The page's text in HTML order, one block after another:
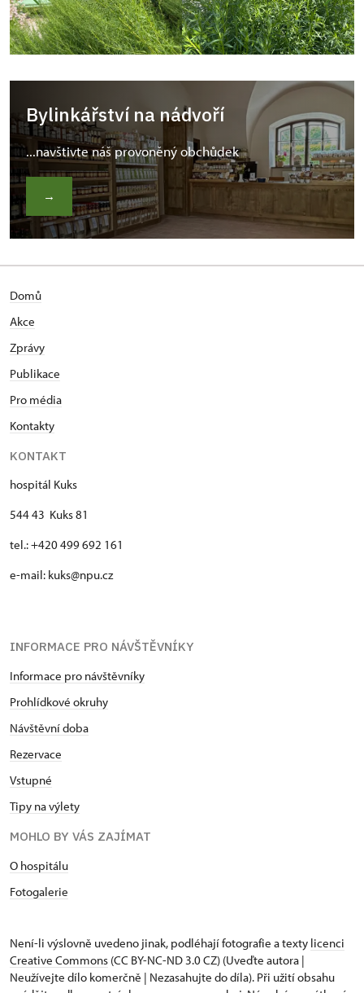
Bylinkářství na nádvoří
...navštivte náš provoněný obchůdek
→
Domů
Akce
Zprávy
Publikace
Pro média
Kontakty
KONTAKT
hospitál Kuks
544 43 Kuks 81
tel.: +420 499 692 161
e-mail: kuks@npu.cz
INFORMACE PRO NÁVŠTĚVNÍKY
Informace pro návštěvníky
Prohlídkové okruhy
Návštěvní doba
Rezervace
Vstupné
Tipy na výlety
MOHLO BY VÁS ZAJÍMAT
O hospitálu
Fotogalerie
Není-li výslovně uvedeno jinak, podléhají fotografie a texty licenci
Creative Commons (CC BY-NC-ND 3.0 CZ) (Uveďte autora |
Neužívejte dílo komerčně | Nezasahujte do díla). Při užití obsahu